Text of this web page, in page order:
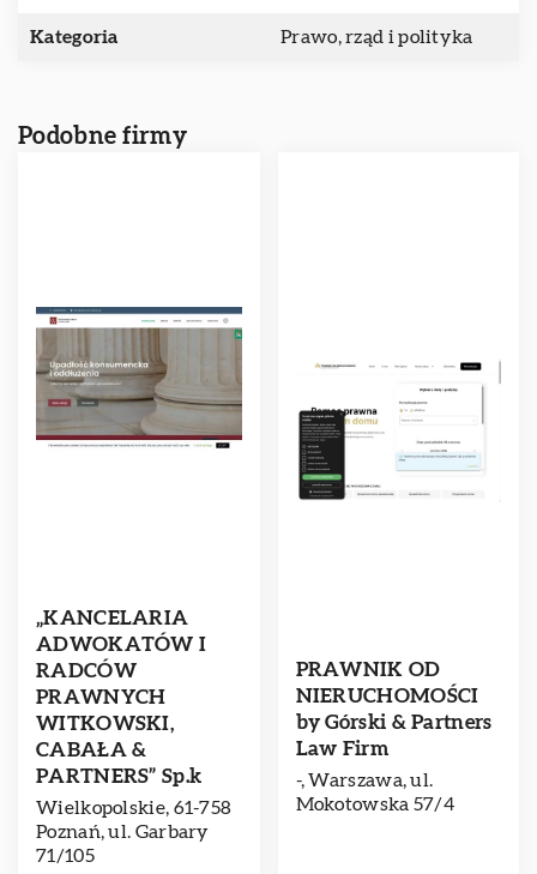
Kategoria Prawo, rząd i polityka
Podobne firmy
„KANCELARIA
ADWOKATÓW I
RADCÓW
PRAWNYCH
WITKOWSKI,
CABAŁA &
PARTNERS” Sp.k
Wielkopolskie, 61-758
Poznań, ul. Garbary
71/105
PRAWNIK OD
NIERUCHOMOŚCI
by Górski & Partners
Law Firm
-, Warszawa, ul.
Mokotowska 57/4